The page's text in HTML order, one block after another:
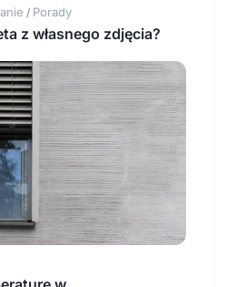
/ Porady
z własnego zdjęcia?